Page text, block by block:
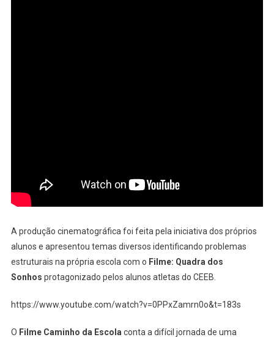
A produção cinematográfica foi feita pela iniciativa dos próprios
alunos e apresentou temas diversos identificando problemas
estruturais na própria escola com o Filme: Quadra dos
Sonhos protagonizado pelos alunos atletas do CEEB.
https://www.youtube.com/watch?v=0PPxZamrn0o&t=183s
O Filme Caminho da Escola conta a difícil jornada de uma